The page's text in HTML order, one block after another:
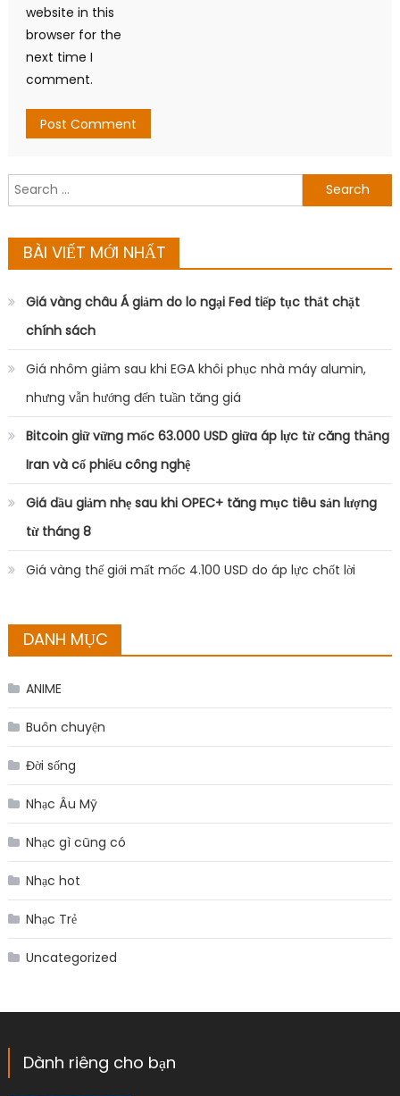
website in this
browser for the
next time I
comment.
Search
for:
BÀI VIẾT MỚI NHẤT
Giá vàng châu Á giảm do lo ngại Fed tiếp tục thắt chặt
chính sách
Giá nhôm giảm sau khi EGA khôi phục nhà máy alumin,
nhưng vẫn hướng đến tuần tăng giá
Bitcoin giữ vững mốc 63.000 USD giữa áp lực từ căng thẳng
Iran và cổ phiếu công nghệ
Giá dầu giảm nhẹ sau khi OPEC+ tăng mục tiêu sản lượng
từ tháng 8
Giá vàng thế giới mất mốc 4.100 USD do áp lực chốt lời
DANH MỤC
ANIME
Buôn chuyện
Đời sống
Nhạc Âu Mỹ
Nhạc gì cũng có
Nhạc hot
Nhạc Trẻ
Uncategorized
Dành riêng cho bạn